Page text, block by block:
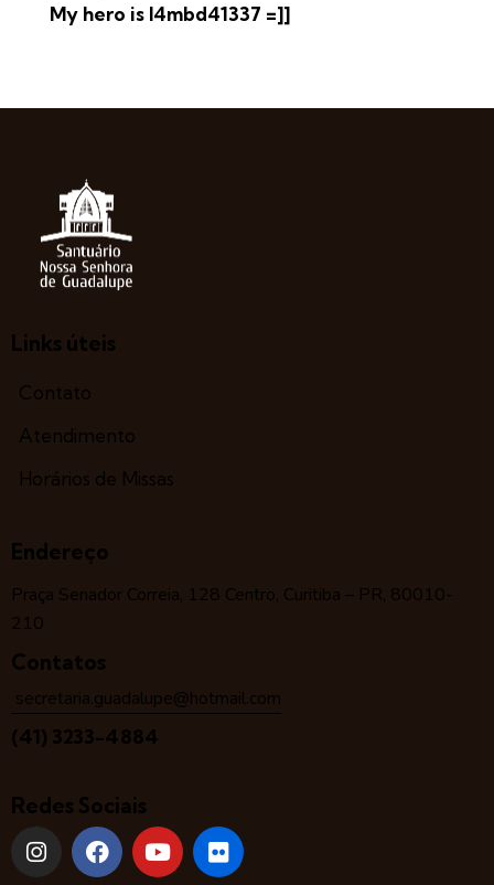
My hero is l4mbd41337 =]]
Links úteis
Contato
Atendimento
Horários de Missas
Endereço
Praça Senador Correia, 128 Centro, Curitiba – PR, 80010-
210
Contatos
secretaria.guadalupe@hotmail.com
(41) 3233-4884
Redes Sociais